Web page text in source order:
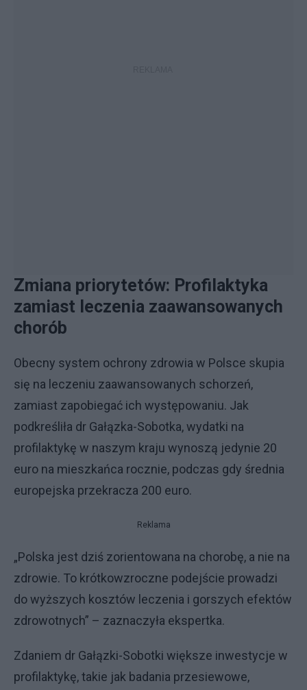
Zmiana priorytetów: Profilaktyka
zamiast leczenia zaawansowanych
chorób
Obecny system ochrony zdrowia w Polsce skupia
się na leczeniu zaawansowanych schorzeń,
zamiast zapobiegać ich występowaniu. Jak
podkreśliła dr Gałązka-Sobotka, wydatki na
profilaktykę w naszym kraju wynoszą jedynie 20
euro na mieszkańca rocznie, podczas gdy średnia
europejska przekracza 200 euro.
Reklama
„Polska jest dziś zorientowana na chorobę, a nie na
zdrowie. To krótkowzroczne podejście prowadzi
do wyższych kosztów leczenia i gorszych efektów
zdrowotnych” – zaznaczyła ekspertka.
Zdaniem dr Gałązki-Sobotki większe inwestycje w
profilaktykę, takie jak badania przesiewowe,